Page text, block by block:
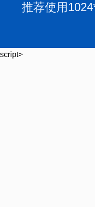
业科技特派员和种植
通过举办培训，
害防治方面的知识，
了群众学科技、懂科
推荐使用
script>